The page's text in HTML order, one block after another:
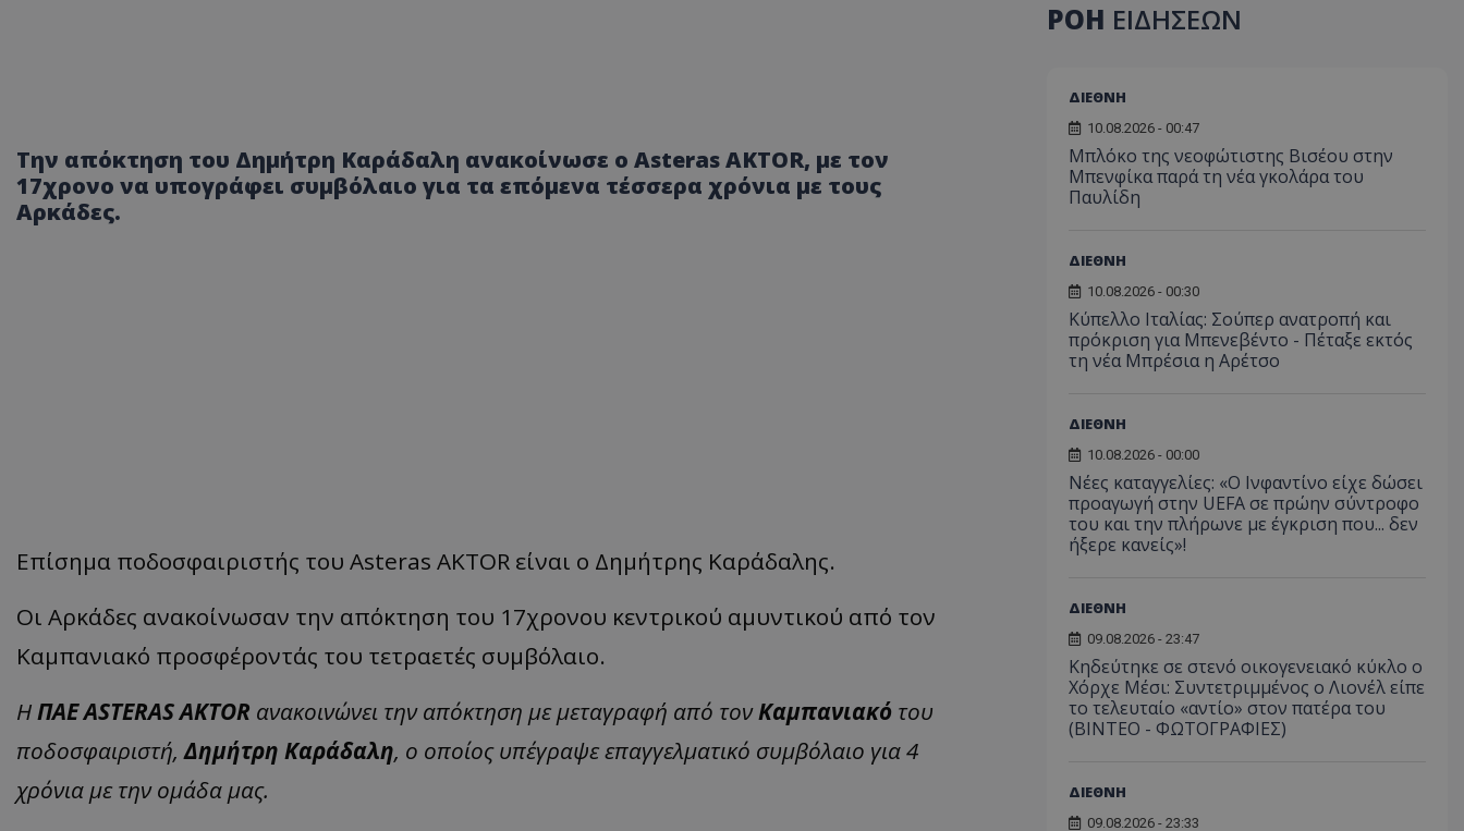
Την απόκτηση του Δημήτρη Καράδαλη ανακοίνωσε ο Asteras AKTOR, με τον
17χρονο να υπογράφει συμβόλαιο για τα επόμενα τέσσερα χρόνια με τους
Αρκάδες.
Επίσημα ποδοσφαιριστής του Asteras AKTOR είναι ο Δημήτρης Καράδαλης.
Οι Αρκάδες ανακοίνωσαν την απόκτηση του 17χρονου κεντρικού αμυντικού από τον
Καμπανιακό προσφέροντάς του τετραετές συμβόλαιο.
Η ΠΑΕ ASTERAS AKTOR ανακοινώνει την απόκτηση με μεταγραφή από τονΚαμπανιακό του
ποδοσφαιριστή,Δημήτρη Καράδαλη, ο οποίος υπέγραψε επαγγελματικό συμβόλαιο για 4
χρόνια με την ομάδα μας.
ΡΟΗ ΕΙΔΗΣΕΩΝ
ΔΙΕΘΝΗ
10.08.2026 - 00:47
Μπλόκο της νεοφώτιστης Βισέου στην
Μπενφίκα παρά τη νέα γκολάρα του
Παυλίδη
ΔΙΕΘΝΗ
10.08.2026 - 00:30
Κύπελλο Ιταλίας: Σούπερ ανατροπή και
πρόκριση για Μπενεβέντο - Πέταξε εκτός
τη νέα Μπρέσια η Αρέτσο
ΔΙΕΘΝΗ
10.08.2026 - 00:00
Νέες καταγγελίες: «Ο Ινφαντίνο είχε δώσει
προαγωγή στην UEFA σε πρώην σύντροφο
του και την πλήρωνε με έγκριση που... δεν
ήξερε κανείς»!
ΔΙΕΘΝΗ
09.08.2026 - 23:47
Κηδεύτηκε σε στενό οικογενειακό κύκλο ο
Χόρχε Μέσι: Συντετριμμένος ο Λιονέλ είπε
το τελευταίο «αντίο» στον πατέρα του
(ΒΙΝΤΕΟ - ΦΩΤΟΓΡΑΦΙΕΣ)
ΔΙΕΘΝΗ
09.08.2026 - 23:33